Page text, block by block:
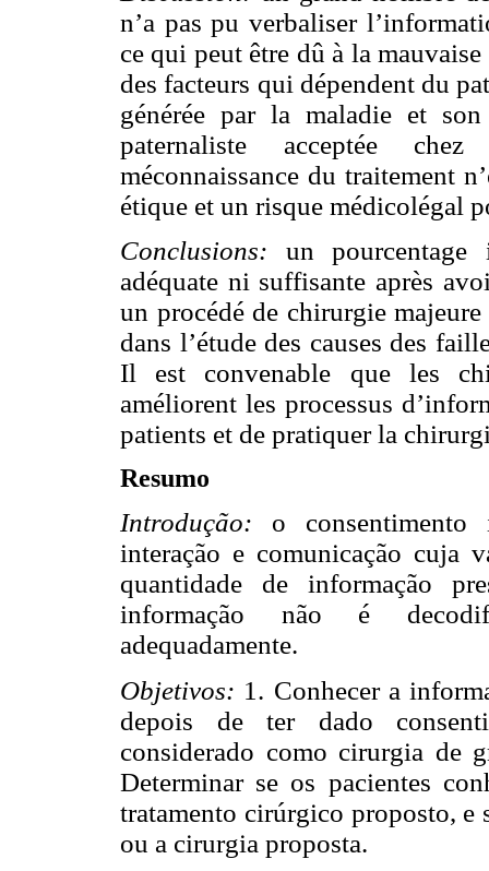
n’a pas pu verbaliser
ce qui peut être dû à la
des facteurs qui dépendent du
générée par la maladie et
paternaliste acceptée
méconnaissance du traitement
étique et un risque médicolégal
Conclusions: un pourcentage
adéquate ni suffisante après
un procédé de chirurgie
dans l’étude des causes des
Il est convenable que les
améliorent les processus
patients et de pratiquer la
Resumo
Introdução: o consentimento
interação e comunicação cuja
quantidade de informação
informação não é
adequadamente.
Objetivos: 1. Conhecer a
depois de ter dado
considerado como cirurgia de
Determinar se os pacientes
tratamento cirúrgico proposto, e
ou a cirurgia proposta.